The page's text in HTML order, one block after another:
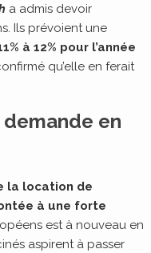
a admis devoir
Ils prévoient une
à 12% pour l’année
qu’elle en ferait
en
la location de
à une forte
est à nouveau en
aspirent à passer